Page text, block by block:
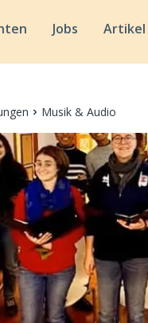
Jobs Artikel
Musik & Audio